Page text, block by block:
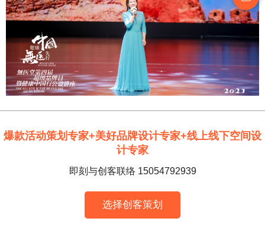
爆款活动策划专家+美好品牌设计专家+线上线下空间设
计专家
即刻与创客联络 15054792939
选择创客策划